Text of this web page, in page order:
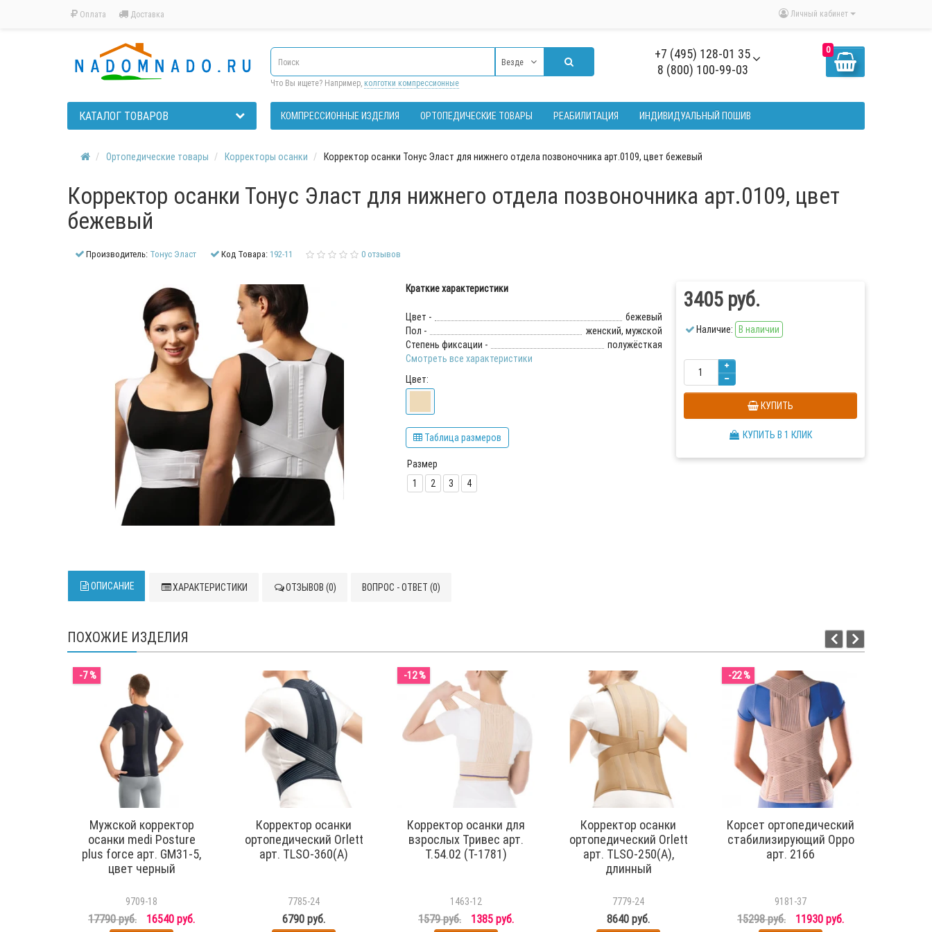
Оплата Доставка Личный кабинет
+7 (495) 128-01 35
8 (800) 100-99-03
0
Везде
Что Вы ищете? Например, колготки компрессионные
КАТАЛОГ ТОВАРОВ КОМПРЕССИОННЫЕ ИЗДЕЛИЯ ОРТОПЕДИЧЕСКИЕ ТОВАРЫ РЕАБИЛИТАЦИЯ ИНДИВИДУАЛЬНЫЙ ПОШИВ
Ортопедические товары Корректоры осанки Корректор осанки Тонус Эласт для нижнего отдела позвоночника арт.0109, цвет бежевый
Корректор осанки Тонус Эласт для нижнего отдела позвоночника арт.0109, цвет
бежевый
Производитель: Тонус Эласт Код Товара: 192-11 0 отзывов
Краткие характеристики
Цвет -
бежевый
Пол -
женский, мужской
Степень фиксации -
полужёсткая
Смотреть все характеристики
Цвет:
Таблица размеров
Размер
1
2 3 4
3405 руб.
Наличие: В наличии
КУПИТЬ
КУПИТЬ В 1 КЛИК
ОПИСАНИЕ ХАРАКТЕРИСТИКИ ОТЗЫВОВ (0) ВОПРОС - ОТВЕТ (0)
ПОХОЖИЕ ИЗДЕЛИЯ
-7 %
Мужской корректор
осанки medi Posture
plus force арт. GM31-5,
цвет черный
9709-18
17790 руб. 16540 руб.
Корректор осанки
ортопедический Orlett
арт. TLSO-360(A)
7785-24
6790 руб.
-12 %
Корректор осанки для
взрослых Тривес арт.
Т.54.02 (Т-1781)
1463-12
1579 руб. 1385 руб.
Корректор осанки
ортопедический Orlett
арт. TLSO-250(A),
длинный
7779-24
8640 руб.
-22 %
Корсет ортопедический
стабилизирующий Oppo
арт. 2166
9181-37
15298 руб. 11930 руб.